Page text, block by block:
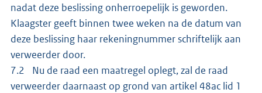
nadat deze beslissing onherroepelijk is geworden.
Klaagster geeft binnen twee weken na de datum van
deze beslissing haar rekeningnummer schriftelijk aan
verweerder door.
7.2 Nu de raad een maatregel oplegt, zal de raad
verweerder daarnaast op grond van artikel 48ac lid 1